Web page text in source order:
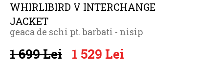
WHIRLIBIRD V INTERCHANGE
JACKET
geaca de schi pt. barbati - nisip
1 699 Lei 1 529 Lei